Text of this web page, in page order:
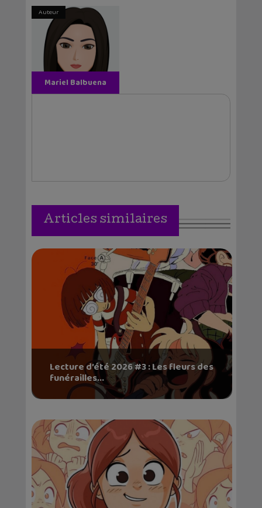
Auteur
Mariel Balbuena
Articles similaires
Lecture d’été 2026 #3 : Les fleurs des
funérailles...